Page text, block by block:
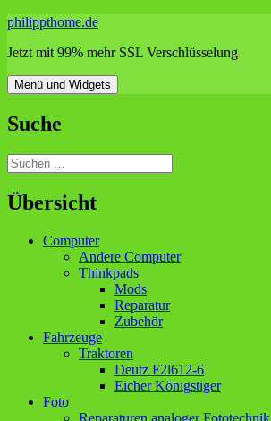
Zum
springen
philippthome.de
Jetzt mit 99% mehr SSL Verschlüsselung
Menü und Widgets
Suche
Suchen
nach:
Übersicht
Computer
Andere Computer
Thinkpads
Mods
Reparatur
Zubehör
Fahrzeuge
Traktoren
Deutz F2l612-6
Eicher Königstiger
Foto
Reparaturen analoger Fototechnik